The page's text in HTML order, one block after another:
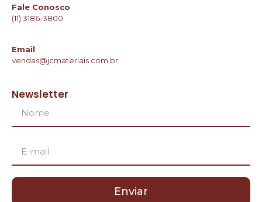
Fale Conosco
(11) 3186-3800
Email
vendas@jcmateriais.com.br
Newsletter
Enviar